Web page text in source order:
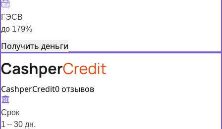
ГЭСВ
до 179%
Получить деньги
CashperCredit0 отзывов
Срок
1 – 30 дн.